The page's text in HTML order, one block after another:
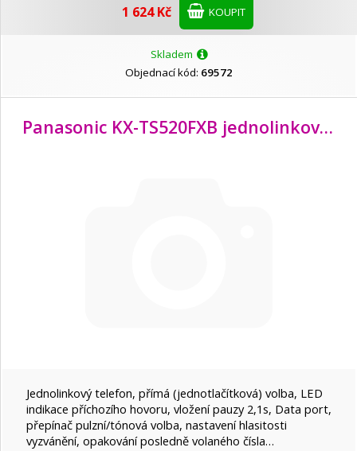
1 624 Kč KOUPIT
Skladem
Objednací kód: 69572
Panasonic KX-TS520FXB jednolinkový telefon
Jednolinkový telefon, přímá (jednotlačítková) volba, LED
indikace příchozího hovoru, vložení pauzy 2,1s, Data port,
přepínač pulzní/tónová volba, nastavení hlasitosti
vyzvánění, opakování posledně volaného čísla…